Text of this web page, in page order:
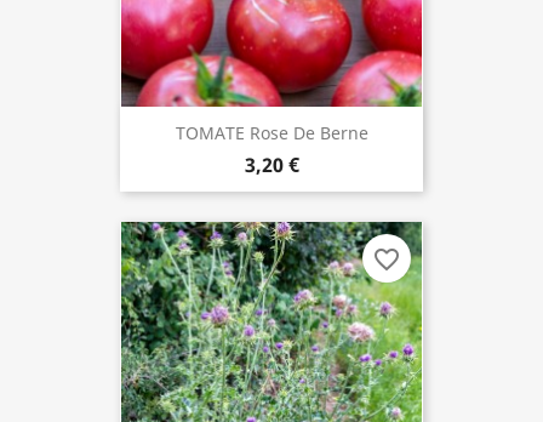
TOMATE Rose De Berne
3,20 €
favorite_border